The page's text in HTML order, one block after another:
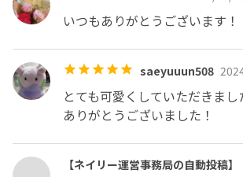
🚨必読・注意事項🚨
※ご予約頂いた時点で同意頂けたものと
お持ち込みデザインの場合は事前にご連
いつもありがとうございます！
saeyuuun508
とても可愛くしていただきま
ありがとうございました！
【ネイリー運営事務局の自動投稿】